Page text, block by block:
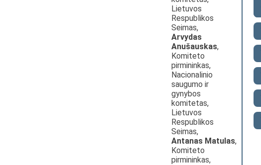
Lietuvos
Respublikos
Seimas,
Arvydas
Anušauskas,
Komiteto
pirmininkas,
Nacionalinio
saugumo ir
gynybos
komitetas,
Lietuvos
Respublikos
Seimas,
Antanas Matulas,
Komiteto
pirmininkas,